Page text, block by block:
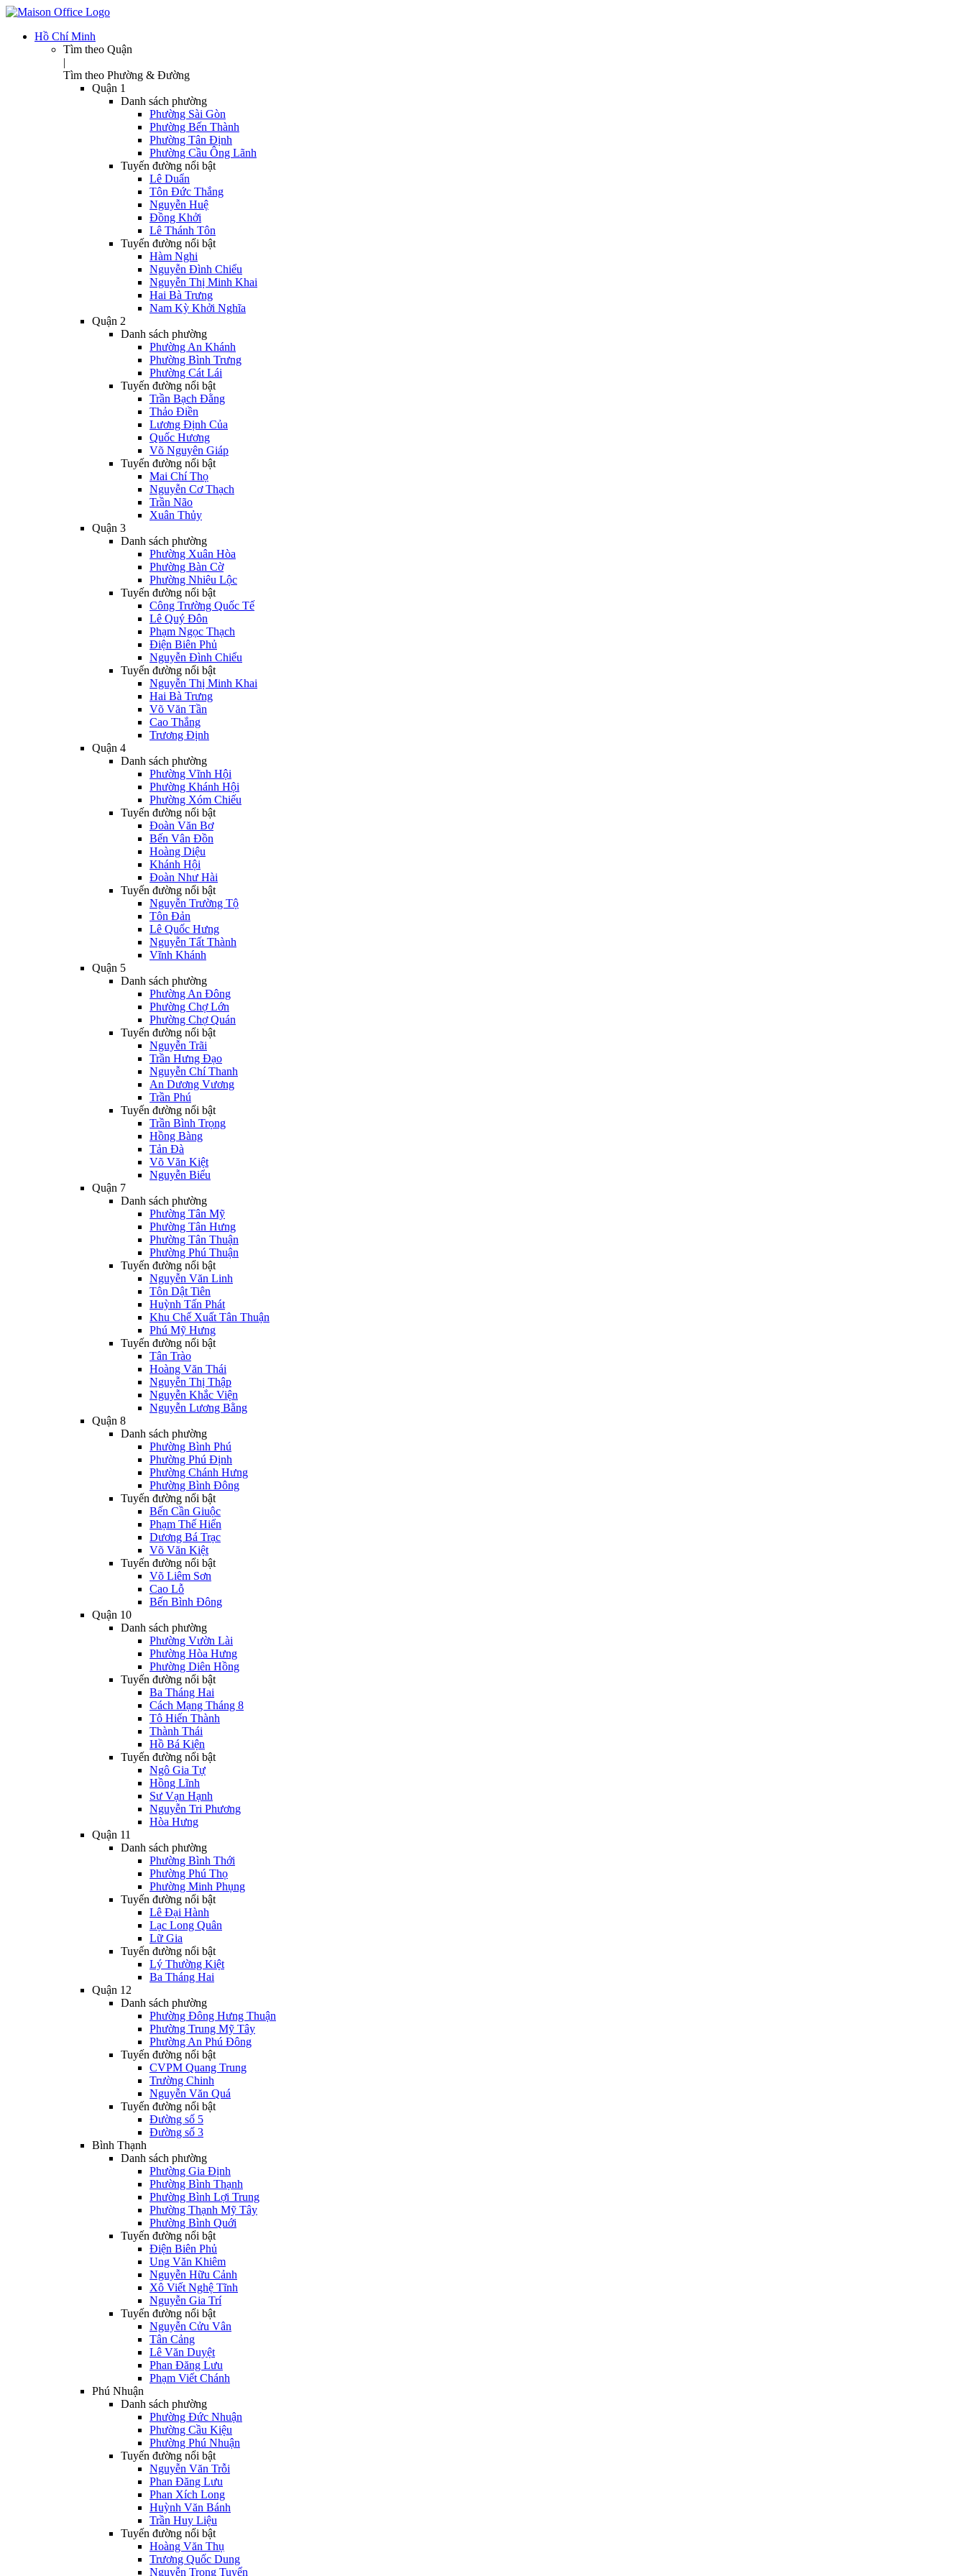
Hồ Chí Minh
Tìm theo Quận
|
Tìm theo Phường & Đường
Quận 1
Danh sách phường
Phường Sài Gòn
Phường Bến Thành
Phường Tân Định
Phường Cầu Ông Lãnh
Tuyến đường nổi bật
Lê Duẩn
Tôn Đức Thắng
Nguyễn Huệ
Đồng Khởi
Lê Thánh Tôn
Tuyến đường nổi bật
Hàm Nghi
Nguyễn Đình Chiểu
Nguyễn Thị Minh Khai
Hai Bà Trưng
Nam Kỳ Khởi Nghĩa
Quận 2
Danh sách phường
Phường An Khánh
Phường Bình Trưng
Phường Cát Lái
Tuyến đường nổi bật
Trần Bạch Đằng
Thảo Điền
Lương Định Của
Quốc Hương
Võ Nguyên Giáp
Tuyến đường nổi bật
Mai Chí Thọ
Nguyễn Cơ Thạch
Trần Não
Xuân Thủy
Quận 3
Danh sách phường
Phường Xuân Hòa
Phường Bàn Cờ
Phường Nhiêu Lộc
Tuyến đường nổi bật
Công Trường Quốc Tế
Lê Quý Đôn
Phạm Ngọc Thạch
Điện Biên Phủ
Nguyễn Đình Chiểu
Tuyến đường nổi bật
Nguyễn Thị Minh Khai
Hai Bà Trưng
Võ Văn Tần
Cao Thắng
Trương Định
Quận 4
Danh sách phường
Phường Vĩnh Hội
Phường Khánh Hội
Phường Xóm Chiếu
Tuyến đường nổi bật
Đoàn Văn Bơ
Bến Vân Đồn
Hoàng Diệu
Khánh Hội
Đoàn Như Hài
Tuyến đường nổi bật
Nguyễn Trường Tộ
Tôn Đản
Lê Quốc Hưng
Nguyễn Tất Thành
Vĩnh Khánh
Quận 5
Danh sách phường
Phường An Đông
Phường Chợ Lớn
Phường Chợ Quán
Tuyến đường nổi bật
Nguyễn Trãi
Trần Hưng Đạo
Nguyễn Chí Thanh
An Dương Vương
Trần Phú
Tuyến đường nổi bật
Trần Bình Trọng
Hồng Bàng
Tản Đà
Võ Văn Kiệt
Nguyễn Biểu
Quận 7
Danh sách phường
Phường Tân Mỹ
Phường Tân Hưng
Phường Tân Thuận
Phường Phú Thuận
Tuyến đường nổi bật
Nguyễn Văn Linh
Tôn Dật Tiên
Huỳnh Tấn Phát
Khu Chế Xuất Tân Thuận
Phú Mỹ Hưng
Tuyến đường nổi bật
Tân Trào
Hoàng Văn Thái
Nguyễn Thị Thập
Nguyễn Khắc Viện
Nguyễn Lương Bằng
Quận 8
Danh sách phường
Phường Bình Phú
Phường Phú Định
Phường Chánh Hưng
Phường Bình Đông
Tuyến đường nổi bật
Bến Cần Giuộc
Phạm Thế Hiển
Dương Bá Trạc
Võ Văn Kiệt
Tuyến đường nổi bật
Võ Liêm Sơn
Cao Lỗ
Bến Bình Đông
Quận 10
Danh sách phường
Phường Vườn Lài
Phường Hòa Hưng
Phường Diên Hồng
Tuyến đường nổi bật
Ba Tháng Hai
Cách Mạng Tháng 8
Tô Hiến Thành
Thành Thái
Hồ Bá Kiện
Tuyến đường nổi bật
Ngô Gia Tự
Hồng Lĩnh
Sư Vạn Hạnh
Nguyễn Tri Phương
Hòa Hưng
Quận 11
Danh sách phường
Phường Bình Thới
Phường Phú Thọ
Phường Minh Phụng
Tuyến đường nổi bật
Lê Đại Hành
Lạc Long Quân
Lữ Gia
Tuyến đường nổi bật
Lý Thường Kiệt
Ba Tháng Hai
Quận 12
Danh sách phường
Phường Đông Hưng Thuận
Phường Trung Mỹ Tây
Phường An Phú Đông
Tuyến đường nổi bật
CVPM Quang Trung
Trường Chinh
Nguyễn Văn Quá
Tuyến đường nổi bật
Đường số 5
Đường số 3
Bình Thạnh
Danh sách phường
Phường Gia Định
Phường Bình Thạnh
Phường Bình Lợi Trung
Phường Thạnh Mỹ Tây
Phường Bình Quới
Tuyến đường nổi bật
Điện Biên Phủ
Ung Văn Khiêm
Nguyễn Hữu Cảnh
Xô Viết Nghệ Tĩnh
Nguyễn Gia Trí
Tuyến đường nổi bật
Nguyễn Cửu Vân
Tân Cảng
Lê Văn Duyệt
Phan Đăng Lưu
Phạm Viết Chánh
Phú Nhuận
Danh sách phường
Phường Đức Nhuận
Phường Cầu Kiệu
Phường Phú Nhuận
Tuyến đường nổi bật
Nguyễn Văn Trỗi
Phan Đăng Lưu
Phan Xích Long
Huỳnh Văn Bánh
Trần Huy Liệu
Tuyến đường nổi bật
Hoàng Văn Thụ
Trương Quốc Dung
Nguyễn Trọng Tuyển